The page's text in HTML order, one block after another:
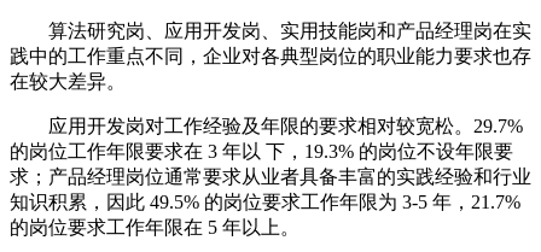
算法研究岗、应用开发岗、实用技能岗和产品经理岗在实
践中的工作重点不同，企业对各典型岗位的职业能力要求也存
在较大差异。
应用开发岗对工作经验及年限的要求相对较宽松。29.7%
的岗位工作年限要求在 3 年以 下，19.3% 的岗位不设年限要
求；产品经理岗位通常要求从业者具备丰富的实践经验和行业
知识积累，因此 49.5% 的岗位要求工作年限为 3-5 年，21.7%
的岗位要求工作年限在 5 年以上。